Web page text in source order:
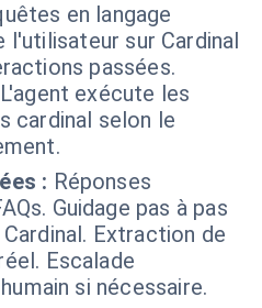
en langage
sur Cardinal
passées.
L'agent exécute les
cardinal selon le
: Réponses
Guidage pas à pas
Extraction de
Escalade
si nécessaire.